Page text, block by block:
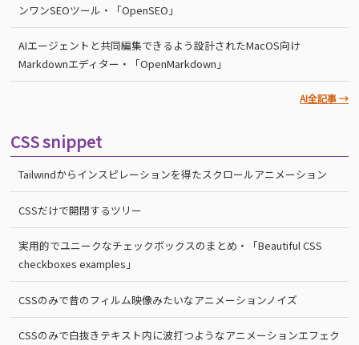
ンワンSEOツール・「OpenSEO」
AIエージェントと共同編集できるよう設計されたMacOS向け
Markdownエディター・「OpenMarkdown」
AI全記事 →
CSS snippet
Tailwindからインスピレーションを得たスクロールアニメーション
CSSだけで開閉するツリー
実用的でユニークなチェックボックスのまとめ・「Beautiful CSS
checkboxes examples」
CSSのみで昔のフィルム映像みたいなアニメーションノイズ
CSSのみで白抜きテキスト内に波打つようなアニメーションエフェク